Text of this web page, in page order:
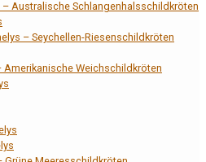
Australische Schlangenhalsschildkröten
– Seychellen-Riesenschildkröten
Weichschildkröten